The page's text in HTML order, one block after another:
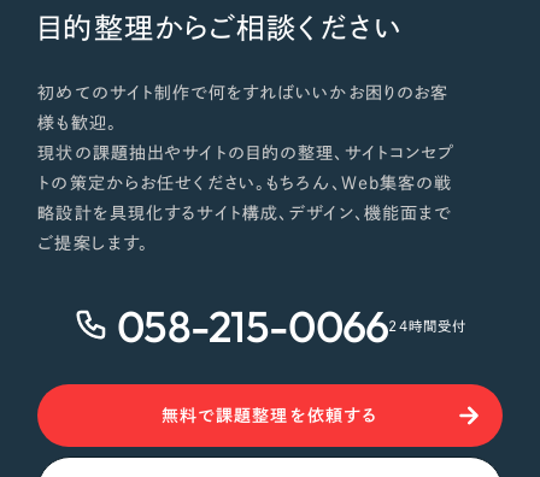
目的整理からご相談ください
初めてのサイト制作で何をすればいいかお困りのお客
様も歓迎。
現状の課題抽出やサイトの目的の整理、サイトコンセプ
トの策定からお任せください。もちろん、Web集客の戦
略設計を具現化するサイト構成、デザイン、機能面まで
ご提案します。
058-215-006624時間受付
無料で課題整理を依頼する